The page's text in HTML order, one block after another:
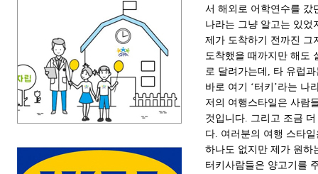
서 해외로 어학연수를 갔
나라는 그냥 알고는 있었
제가 도착하기 전까진 그
도착했을 때까지만 해도
로 달려가는데, 타 유럽
바로 여기 ‘터키’라는 나
저의 여행스타일은 사람
것입니다. 그리고 조금
다. 여러분의 여행 스타
하나도 없지만 제가 원하
터키사람들은 양고기를